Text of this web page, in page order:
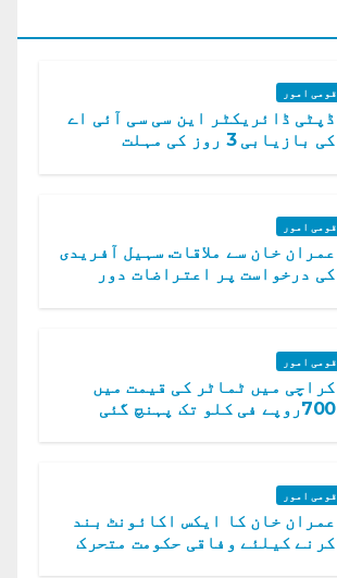
قومی امور
ڈپٹی ڈائریکٹر این سی سی آئی اے
کی بازیابی 3 روز کی مہلت
قومی امور
عمران خان سے ملاقات. سہیل آفریدی
کی درخواست پر اعتراضات دور
قومی امور
کراچی میں ٹماٹر کی قیمت میں
700روپے فی کلو تک پہنچ گئی
قومی امور
عمران خان کا ایکس اکائونٹ بند
کرنے کیلئے وفاقی حکومت متحرک